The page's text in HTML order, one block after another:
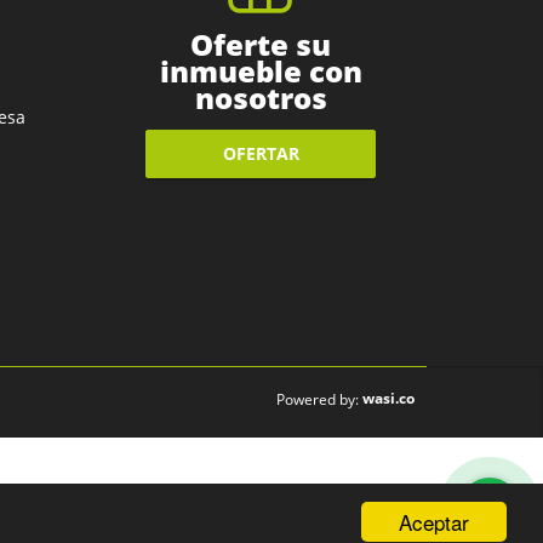
Aceptar
Oferte su
inmueble con
nosotros
OFERTAR
Powered by:wasi.co